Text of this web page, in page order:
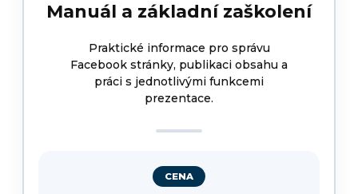
Manuál a základní zaškolení
Praktické informace pro správu
Facebook stránky, publikaci obsahu a
práci s jednotlivými funkcemi
prezentace.
CENA